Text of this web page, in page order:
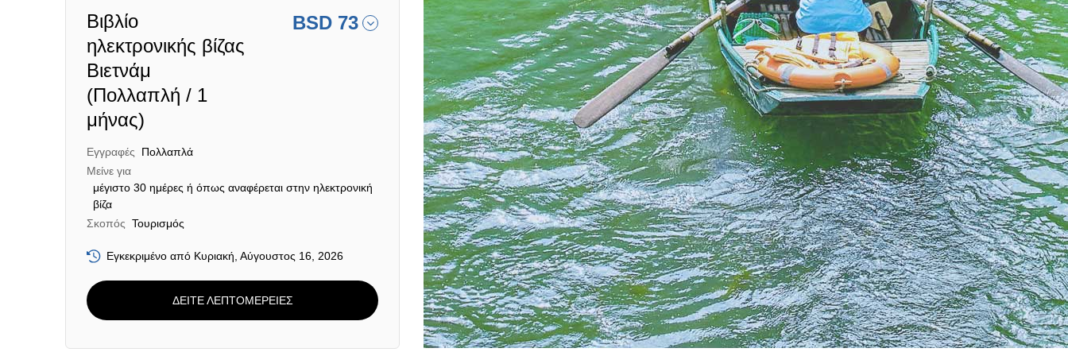
Βιβλίο
ηλεκτρονικής βίζας
Βιετνάμ
(Πολλαπλή / 1
μήνας)
BSD 73
Εγγραφές
Πολλαπλά
Μείνε για
μέγιστο 30 ημέρες ή όπως αναφέρεται στην ηλεκτρονική
βίζα
Σκοπός Τουρισμός
Εγκεκριμένο από Κυριακή, Αύγουστος 16, 2026
ΔΕΙΤΕ ΛΕΠΤΟΜΕΡΕΙΕΣ